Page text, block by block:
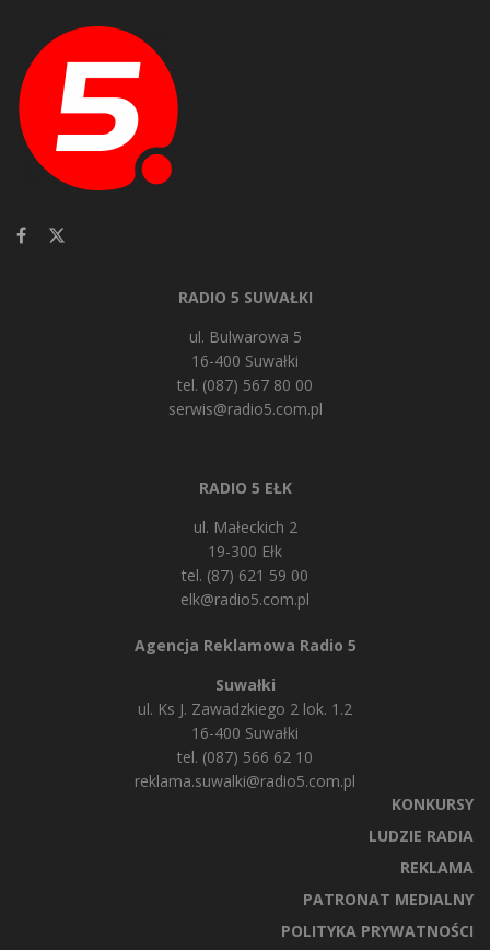
RADIO 5 SUWAŁKI
ul. Bulwarowa 5
16-400 Suwałki
tel. (087) 567 80 00
serwis@radio5.com.pl
RADIO 5 EŁK
ul. Małeckich 2
19-300 Ełk
tel. (87) 621 59 00
elk@radio5.com.pl
Agencja Reklamowa Radio 5
Suwałki
ul. Ks J. Zawadzkiego 2 lok. 1.2
16-400 Suwałki
tel. (087) 566 62 10
reklama.suwalki@radio5.com.pl
KONKURSY
LUDZIE RADIA
REKLAMA
PATRONAT MEDIALNY
POLITYKA PRYWATNOŚCI